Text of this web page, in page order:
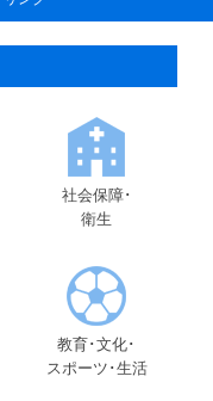
文へ
社会保障･
衛生
教育･文化･
スポーツ･生活